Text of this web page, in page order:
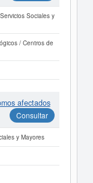
Sociales y
/ Centros de
afectados
Consultar
y Mayores